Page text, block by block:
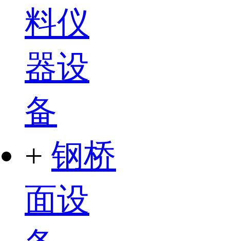
料仪
器设
备
+ 钢桥
面设